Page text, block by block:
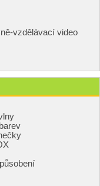
vzdělávací video